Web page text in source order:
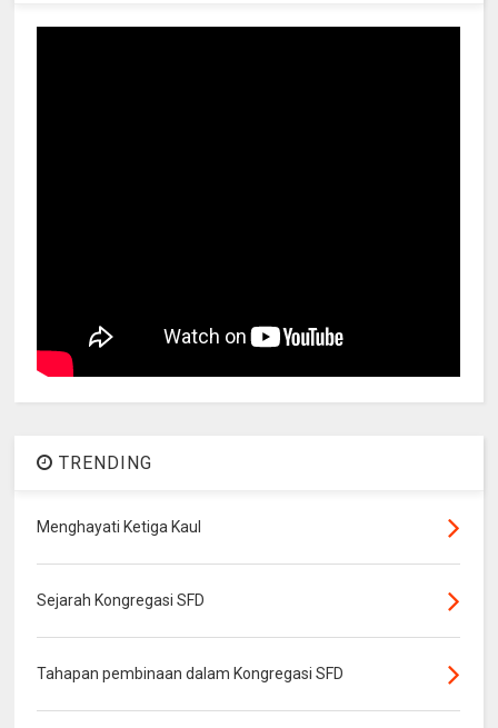
TRENDING
Menghayati Ketiga Kaul
Sejarah Kongregasi SFD
Tahapan pembinaan dalam Kongregasi SFD